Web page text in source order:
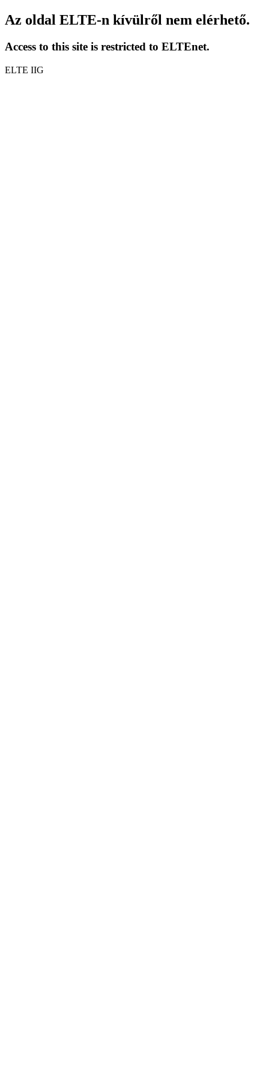
Az oldal ELTE-n kívülről nem elérhető.
Access to this site is restricted to ELTEnet.
ELTE IIG